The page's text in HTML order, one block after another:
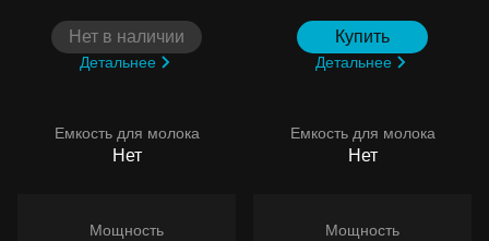
Нет в наличии
Детальнее
Емкость для молока
Нет
Мощность
Купить
Детальнее
Емкость для молока
Нет
Мощность